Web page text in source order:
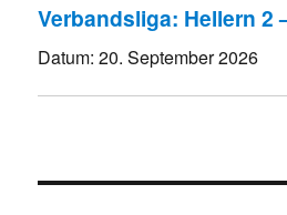
Verbandsliga: Hellern 2
Datum:20. September 2026